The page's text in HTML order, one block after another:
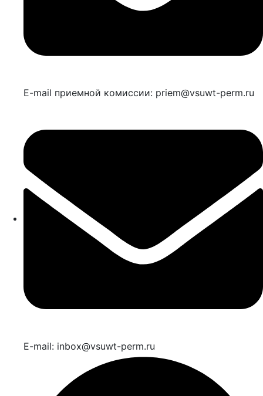
E-mail приемной комиссии: priem@vsuwt-perm.ru
E-mail: inbox@vsuwt-perm.ru